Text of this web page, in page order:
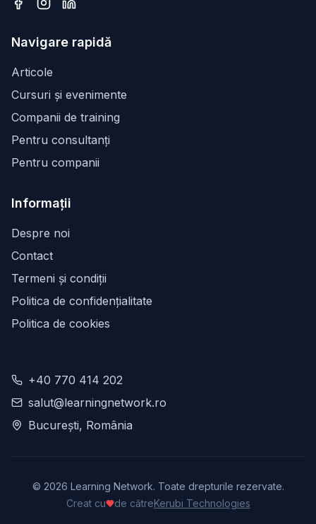
Navigare rapidă
Articole
Cursuri și evenimente
Companii de training
Pentru consultanți
Pentru companii
Informații
Despre noi
Contact
Termeni și condiții
Politica de confidențialitate
Politica de cookies
+40 770 414 202
salut@learningnetwork.ro
București, România
© 2026 Learning Network. Toate drepturile rezervate.
Creat cu
de cătreKerubi Technologies